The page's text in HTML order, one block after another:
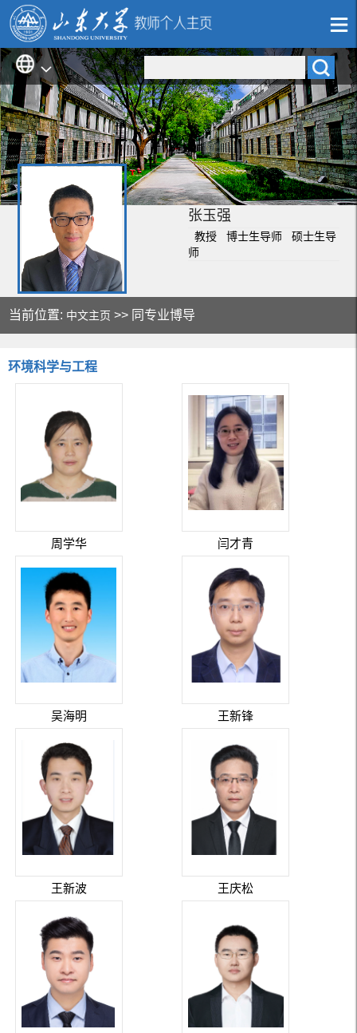
张玉强
教授 博士生导师 硕士生导
师
当前位置: 中文主页 >> 同专业博导
环境科学与工程
周学华 闫才青
吴海明 王新锋
王新波 王庆松